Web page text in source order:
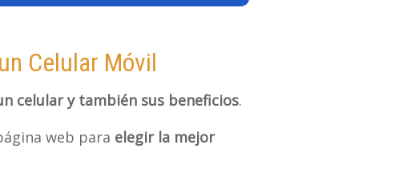
Celular Móvil
celular y también sus beneficios.
web para elegir la mejor